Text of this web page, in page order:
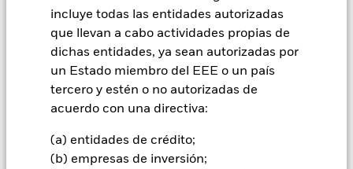
incluye todas las entidades autorizadas
que llevan a cabo actividades propias de
dichas entidades, ya sean autorizadas por
un Estado miembro del EEE o un país
tercero y estén o no autorizadas de
acuerdo con una directiva:
(a) entidades de crédito;
(b) empresas de inversión;
gestora del fondo se asegurará de que se dispone de los
procedimientos adecuados para minimizar el riesgo de
contagio a otras clases de acciones. En el menú desplegable
que figura justo debajo del nombre del fondo, podrá ver un
listado de todas las clases de acciones del fondo: las clases de
acciones con cobertura de divisas se identifican mediante la
palabra «Hedged» en su nombre. Además, el listado
divisas está disponible mediante solicitud a la sociedad
gestora del fondo.